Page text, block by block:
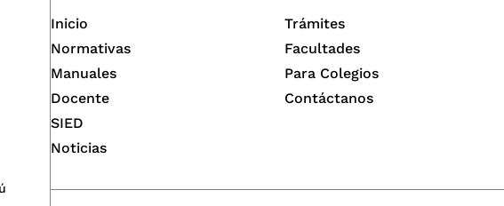
Inicio
Normativas
Manuales
Docente
SIED
Noticias
Trámites
Facultades
Para Colegios
Contáctanos